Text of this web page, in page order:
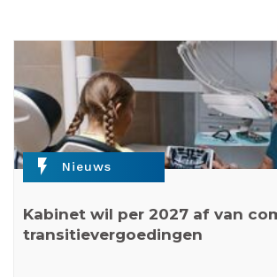
flash_on Nieuws
Kabinet wil per 2027 af van
transitievergoedingen